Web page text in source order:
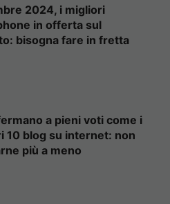
2024, i migliori
in offerta sul
bisogna fare in fretta
a pieni voti come i
10 blog su internet: non
più a meno